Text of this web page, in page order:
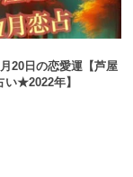
20日の恋愛運【芦屋
い★2022年】